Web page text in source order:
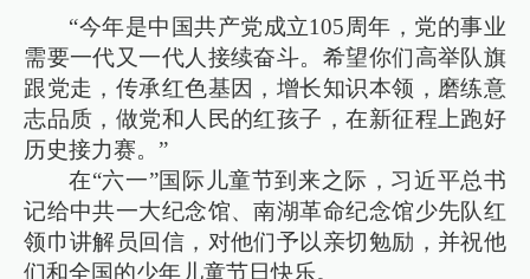
“今年是中国共产党成立105周年，党的事业
需要一代又一代人接续奋斗。希望你们高举队旗
跟党走，传承红色基因，增长知识本领，磨练意
志品质，做党和人民的红孩子，在新征程上跑好
历史接力赛。”
在“六一”国际儿童节到来之际，习近平总书
记给中共一大纪念馆、南湖革命纪念馆少先队红
领巾讲解员回信，对他们予以亲切勉励，并祝他
们和全国的少年儿童节日快乐。